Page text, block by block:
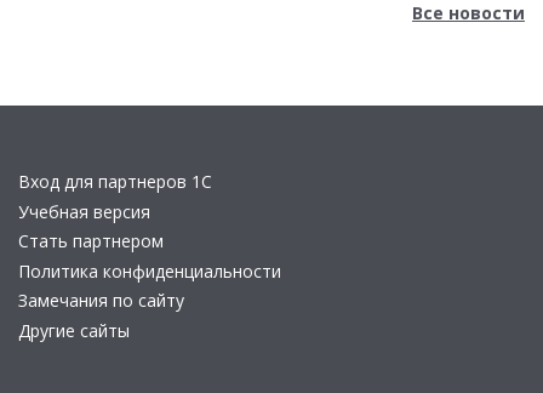
Все новости
Вход для партнеров 1С
Учебная версия
Стать партнером
Политика конфиденциальности
Замечания по сайту
Другие сайты